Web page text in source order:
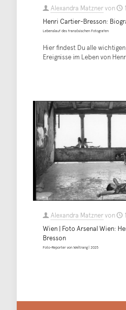
Alexandra Matznervon
Henri Cartier-Bresson:
Lebenslauf des französischen Fotografen
Hier findest Du alle
Ereignisse im Leben von
Alexandra Matznervon
Wien | Foto Arsenal Wien:
Bresson
Foto-Reporter von Weltrang | 2025